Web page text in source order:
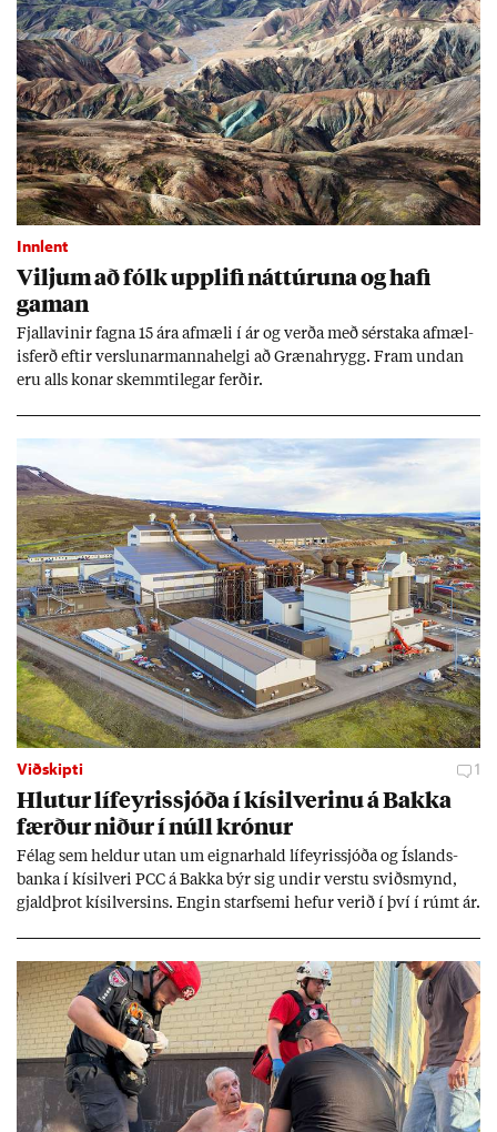
Innlent
Vilj­um að fólk upp­lifi nátt­úr­una og hafi
gam­an
Fjalla­vin­ir fagna 15 ára af­mæli í ár og verða með sér­staka af­mæl­
is­ferð eft­ir versl­un­ar­manna­helgi að Græna­hrygg. Fram und­an
eru alls kon­ar skemmti­leg­ar ferð­ir.
Viðskipti 1
Hlut­ur líf­eyr­is­sjóða í kís­il­ver­inu á Bakka
færð­ur nið­ur í núll krón­ur
Fé­lag sem held­ur ut­an um eign­ar­hald líf­eyr­is­sjóða og Ís­lands­
banka í kís­il­veri PCC á Bakka býr sig und­ir verstu sviðs­mynd,
gjald­þrot kís­il­vers­ins. Eng­in starf­semi hef­ur ver­ið í því í rúmt ár.